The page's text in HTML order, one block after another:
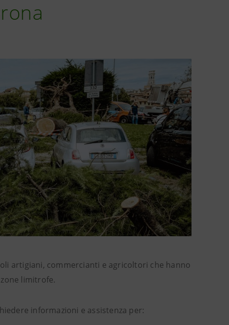
artigiani, commercianti e agricoltori che hanno
limitrofe.
informazioni e assistenza per: